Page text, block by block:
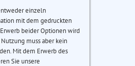
einzeln
mit dem gedruckten
beider Optionen wird
muss aber kein
Mit dem Erwerb des
Sie unsere